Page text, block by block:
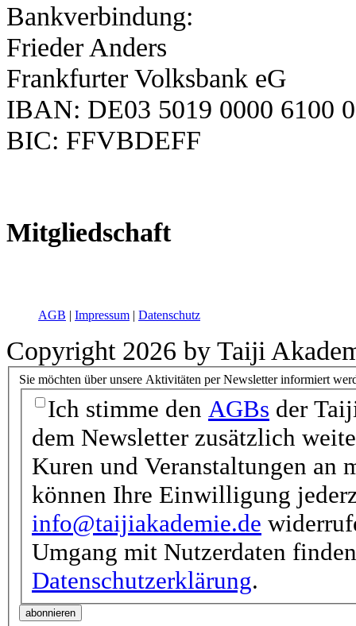
Bankverbindung:
Frieder Anders
Frankfurter Volksbank eG
IBAN: DE03 5019 0000 6100
BIC: FFVBDEFF
Mitgliedschaft
AGB | Impressum | Datenschutz
Copyright 2026 by Taiji
Sie möchten über unsere Aktivitäten per Newsletter informiert
Ich stimme den AGBs der
dem Newsletter zusätzlich
Kuren und Veranstaltungen an
können Ihre Einwilligung
info@taijiakademie.de
Umgang mit Nutzerdaten
Datenschutzerklärung.